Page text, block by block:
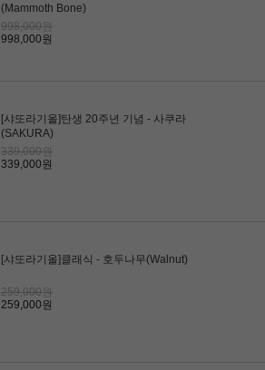
(Mammoth Bone)
998,000원
998,000원
[샤또라기올]탄생 20주년 기념 - 사쿠라
(SAKURA)
339,000원
339,000원
[샤또라기올]클래식 - 호두나무(Walnut)
259,000원
259,000원